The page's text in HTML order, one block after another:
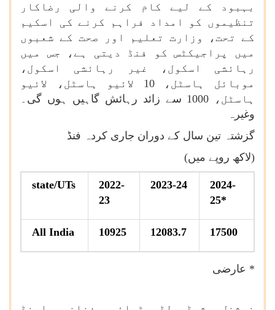
بہبود کے لیے کام کرنے والی رضاکار
تنظیموں کو امداد فراہم کرنے کی اسکیم
کے تحت، وزارت تعلیم اور صحت کے شعبوں
میں پراجیکٹس کو فنڈ دیتی ہے، جس میں
رہائشی اسکول، غیر رہائشی اسکول،
موبائل ہاسٹل، 10 لائیو ہاسٹل، لائیو
ہاسٹل، 1000 سے زائد رہائش گاہیں ہوں گی۔
وغیرہ
گزشتہ تین سال کے دوران جاری کردہ فنڈ
(لاکھ روپے میں)
state/UTs
2022-
23
2023-24
2024-
25*
All India 10925 12083.7 17500
* عارضی